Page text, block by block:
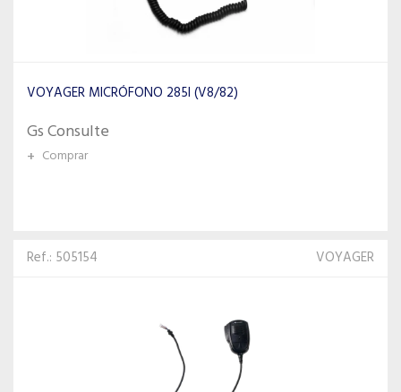
VOYAGER MICRÓFONO 285I (V8/82)
Gs Consulte
+ Comprar
Ref.: 505154 VOYAGER